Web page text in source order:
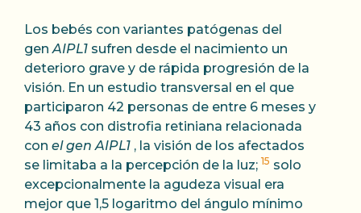
Los bebés con variantes patógenas del
genAIPL1 sufren desde el nacimiento un
deterioro grave y de rápida progresión de la
visión. En un estudio transversal en el que
participaron 42 personas de entre 6 meses y
43 años con distrofia retiniana relacionada
con el gen AIPL1 , la visión de los afectados
se limitaba a la percepción de la luz; 15 solo
excepcionalmente la agudeza visual era
mejor que 1,5 logaritmo del ángulo mínimo